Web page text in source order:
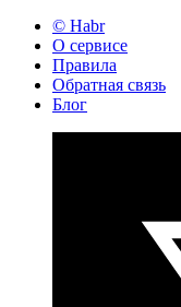
© Habr
О сервисе
Правила
Обратная связь
Блог